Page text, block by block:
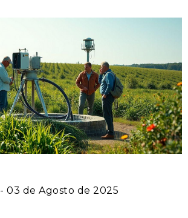
- 03 de Agosto de 2025